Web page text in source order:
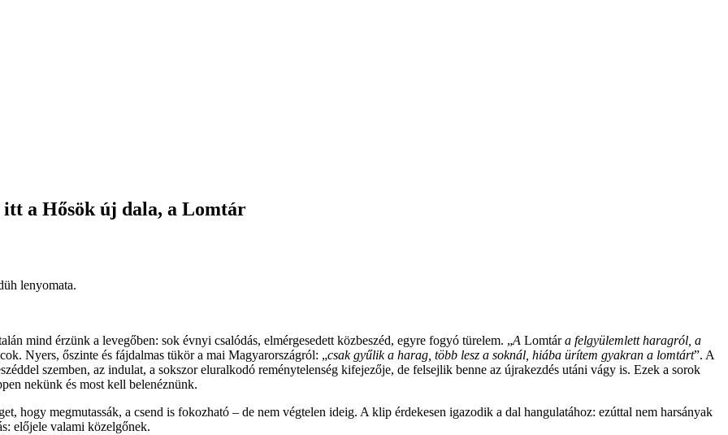
itt a Hősök új dala, a Lomtár
lenyomata.
mind érzünk a levegőben: sok évnyi csalódás, elmérgesedett közbeszéd, egyre fogyó türelem. „A Lomtára felgyülemlett haragról, a
Nyers, őszinte és fájdalmas tükör a mai Magyarországról: „csak gyűlik a harag, több lesz a soknál, hiába ürítem gyakran a lomtárt”. A
szemben, az indulat, a sokszor eluralkodó reménytelenség kifejezője, de felsejlik benne az újrakezdés utáni vágy is. Ezek a sorok
nekünk és most kell belenéznünk.
hogy megmutassák, a csend is fokozható – de nem végtelen ideig. A klip érdekesen igazodik a dal hangulatához: ezúttal nem harsányak
előjele valami közelgőnek.